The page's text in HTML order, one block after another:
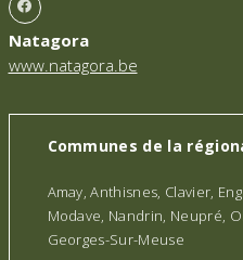
Natagora
www.natagora.be
Communes de la
Amay, Anthisnes, Clavier,
Modave, Nandrin, Neupré,
Georges-Sur-Meuse